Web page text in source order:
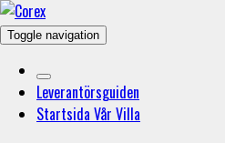
Toggle navigation
Leverantörsguiden
Startsida Vår Villa